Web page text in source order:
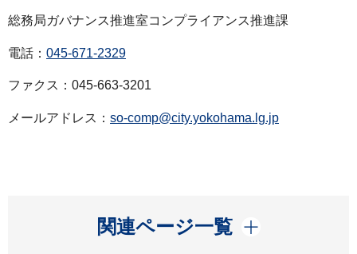
総務局ガバナンス推進室コンプライアンス推進課
電話： 045-671-2329
ファクス：045-663-3201
メールアドレス： so-comp@city.yokohama.lg.jp
関連ページ一覧
開く